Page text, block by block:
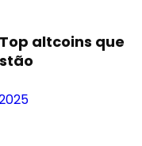
altcoins que